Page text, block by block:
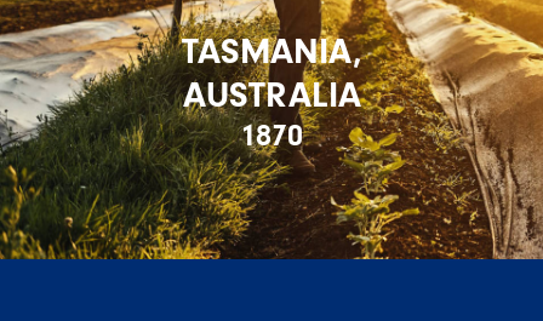
TASMANIA,
AUSTRALIA
1870